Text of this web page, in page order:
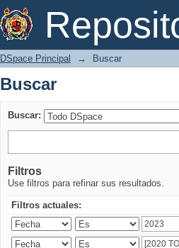
Buscar
DSpace Principal → Buscar
Buscar
Buscar:
Filtros
Use filtros para refinar sus resultados.
Filtros actuales: